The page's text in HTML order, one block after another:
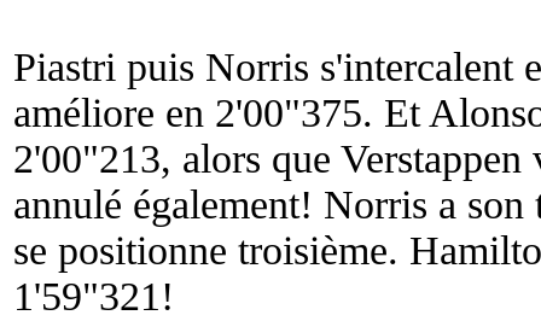
Piastri puis Norris s'intercalent
améliore en 2'00"375. Et
2'00"213, alors que
annulé également! Norris a
se positionne troisième.
1'59"321!